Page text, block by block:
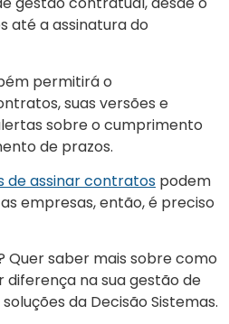
até a assinatura do
permitirá o
suas versões e
sobre o cumprimento
de prazos.
de assinar contratos podem
empresas, então, é preciso
Quer saber mais sobre como
na sua gestão de
da Decisão Sistemas.